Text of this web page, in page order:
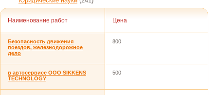
Наименование работ Цена
Безопасность движения
поездов, железнодорожное
дело
800
в автосервисе ООО SIKKENS
TECHNOLOGY
500